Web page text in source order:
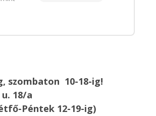
szombaton 10-18-ig!
18/a
Péntek 12-19-ig)